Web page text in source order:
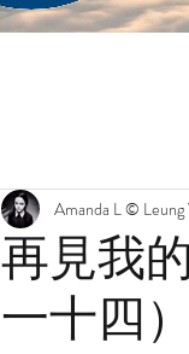
再見我
一十四）
Amanda L © Leung